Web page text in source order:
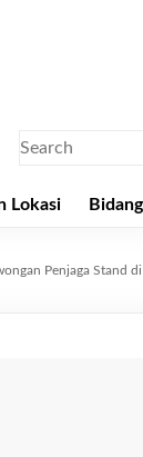
Lokasi
Penjaga Stand